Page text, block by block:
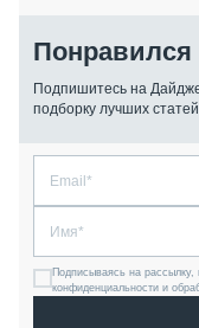
Понравился
Подпишитесь на
подборку лучших
Подписываясь на
конфиденциальности и